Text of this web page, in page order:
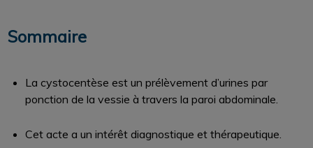
Sommaire
La cystocentèse est un prélèvement d’urines par
ponction de la vessie à travers la paroi abdominale.
Cet acte a un intérêt diagnostique et thérapeutique.